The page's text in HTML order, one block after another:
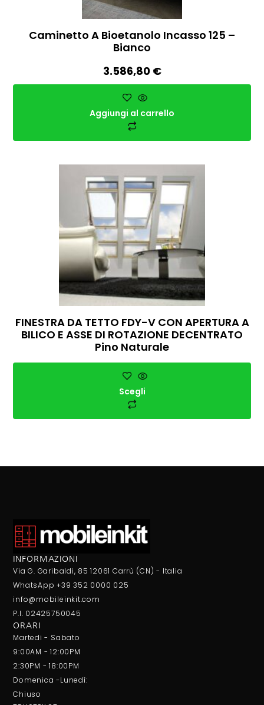
Caminetto A Bioetanolo Incasso 125 –
Bianco
3.586,80 €
Aggiungi al carrello
FINESTRA DA TETTO FDY-V CON APERTURA A
BILICO E ASSE DI ROTAZIONE DECENTRATO
Pino Naturale
Scegli
INFORMAZIONI
Via G. Garibaldi, 85 12061 Carrù (CN) - Italia
WhatsApp +39 352 0000 025
info@mobileinkit.com
P.I. 02425750045
ORARI
Martedi - Sabato
9:00AM - 12:00PM
2:30PM - 18:00PM
Domenica -Lunedì:
Chiuso